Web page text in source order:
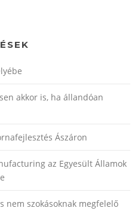
akkor is, ha állandóan
Ászáron
az Egyesült Államok
nem szokásoknak megfelelő